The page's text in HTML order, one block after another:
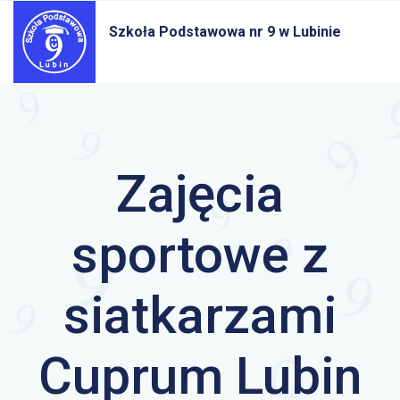
Szkoła Podstawowa nr 9 w Lubinie
Zajęcia
sportowe z
siatkarzami
Cuprum Lubin